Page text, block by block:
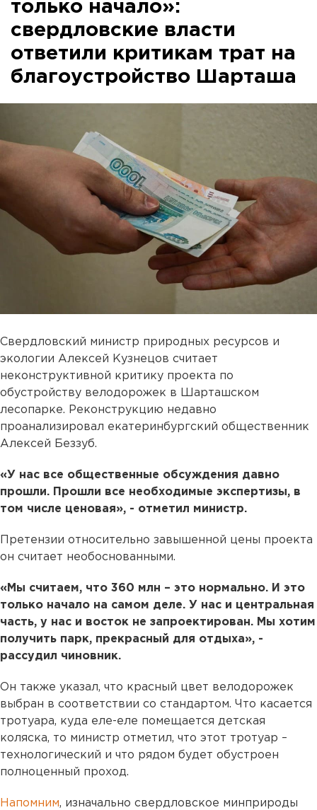
только начало»:
свердловские власти
ответили критикам трат на
благоустройство Шарташа
Свердловский министр природных ресурсов и
экологии Алексей Кузнецов считает
неконструктивной критику проекта по
обустройству велодорожек в Шарташском
лесопарке. Реконструкцию недавно
проанализировал екатеринбургский общественник
Алексей Беззуб.
«У нас все общественные обсуждения давно
прошли. Прошли все необходимые экспертизы, в
том числе ценовая», - отметил министр.
Претензии относительно завышенной цены проекта
он считает необоснованными.
«Мы считаем, что 360 млн – это нормально. И это
только начало на самом деле. У нас и центральная
часть, у нас и восток не запроектирован. Мы хотим
получить парк, прекрасный для отдыха», -
рассудил чиновник.
Он также указал, что красный цвет велодорожек
выбран в соответствии со стандартом. Что касается
тротуара, куда еле-еле помещается детская
коляска, то министр отметил, что этот тротуар –
технологический и что рядом будет обустроен
полноценный проход.
Напомним, изначально свердловское минприроды